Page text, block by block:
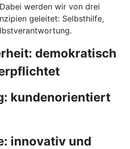
werden wir von drei
geleitet: Selbsthilfe,
demokratisch
kundenorientiert
innovativ und